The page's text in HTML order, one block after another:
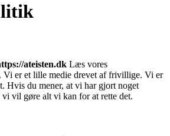
ateisten.dk Læs vores
Vi er et lille medie drevet af frivillige. Vi er
Hvis du mener, at vi har gjort noget
vil gøre alt vi kan for at rette det.